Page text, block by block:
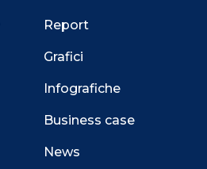
Report
Grafici
Infografiche
Business case
News